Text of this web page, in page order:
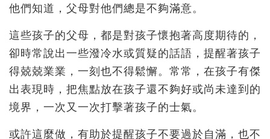
他們知道，父母對他們總是不夠滿意。
這些孩子的父母，都是對孩子懷抱著高度期待的，
卻時常說出一些潑冷水或質疑的話語，提醒著孩子
得兢兢業業，一刻也不得鬆懈。常常，在孩子有傑
出表現時，把焦點放在孩子還不夠好或尚未達到的
境界，一次又一次打擊著孩子的士氣。
或許這麼做，有助於提醒孩子不要過於自滿，也不